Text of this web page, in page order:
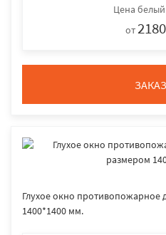
Цена белый
от
Глухое окно противопожарное
1400*1400 мм.